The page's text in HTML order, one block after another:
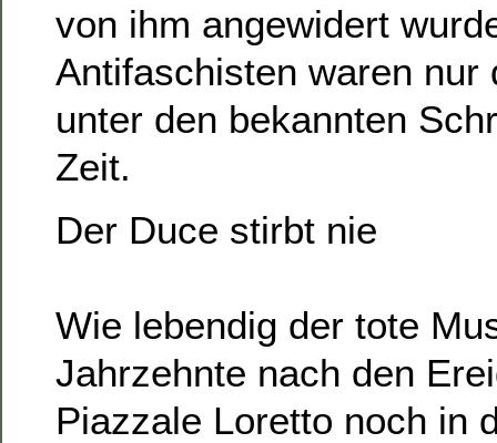
von ihm angewidert
Antifaschisten waren nur
unter den bekannten
Zeit.
Der Duce stirbt nie
Wie lebendig der tote
Jahrzehnte nach den
Piazzale Loretto noch in